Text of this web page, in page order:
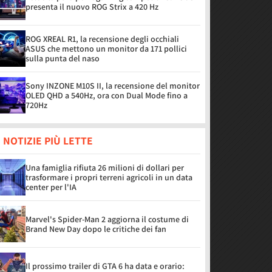
presenta il nuovo ROG Strix a 420 Hz
ROG XREAL R1, la recensione degli occhiali
ASUS che mettono un monitor da 171 pollici
sulla punta del naso
Sony INZONE M10S II, la recensione del monitor
OLED QHD a 540Hz, ora con Dual Mode fino a
720Hz
NOTIZIE PIÙ LETTE
Una famiglia rifiuta 26 milioni di dollari per
trasformare i propri terreni agricoli in un data
center per l'IA
Marvel's Spider-Man 2 aggiorna il costume di
Brand New Day dopo le critiche dei fan
Il prossimo trailer di GTA 6 ha data e orario: